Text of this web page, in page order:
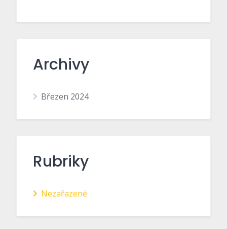
Archivy
Březen 2024
Rubriky
Nezařazené